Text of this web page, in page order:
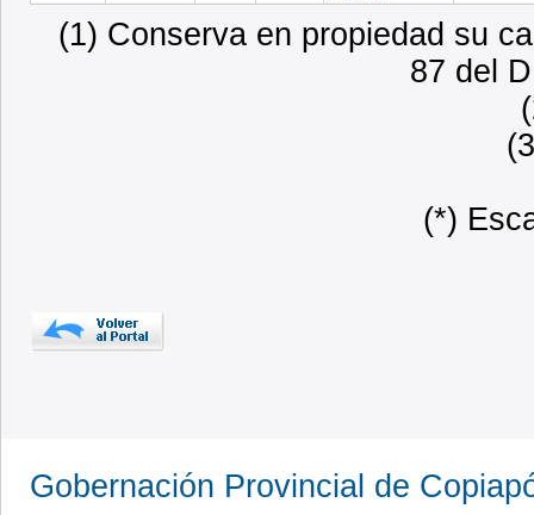
(1) Conserva en propiedad su
87 del
(*)
Gobernación Provincial de